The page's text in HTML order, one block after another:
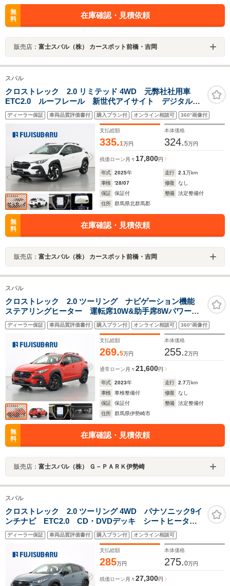
無
料
在庫確認・見積依頼
販売店： 富士スバル（株） カースポット前橋・吉岡
スバル
クロストレック 2.0 リミテッド 4WD 元弊社社用車
ETC2.0 ルーフレール 新世代アイサイト デジタルマ
ルチビューモニター ナビ機能付11.6インチセンターイン
フォメーションディスプレイ ワンオーナー 記録簿
フルセグTV
ディーラー保証 車両品質評価書付 購入プラン付 オンライン相談可 360°画像付
支払総額
335.1万円
本体価格
324.5万円
残価ローン 月々 17,800円
年式 2025年 走行 2.1万km
車検
'28/07 修復
なし
保証
保証付 整備
法定整備付
住所
群馬県北群馬郡
無
料
在庫確認・見積依頼
販売店： 富士スバル（株） カースポット前橋・吉岡
スバル
クロストレック 2.0 ツーリング ナビゲーション機能
ステアリングヒーター 運転席10W&助手席8Wパワーシ
ート 11.6インチセンターインフォメーションディスプレ
イ デジタルマルチビューモニタ- フロントシートヒ
ーター
ディーラー保証 車両品質評価書付 購入プラン付 オンライン相談可 360°画像付
支払総額
269.5万円
本体価格
255.2万円
通常ローン 月々21,600円
年式 2023年 走行 2.7万km
車検
車検整備付 修復
なし
保証
保証付 整備
法定整備付
住所
群馬県伊勢崎市
無
料
在庫確認・見積依頼
販売店： 富士スバル（株） Ｇ－ＰＡＲＫ伊勢崎
スバル
クロストレック 2.0 ツーリング 4WD パナソニック9イ
ンチナビ ETC2.0 CD・DVDデッキ シートヒータ
ー 新世代アイサイト ツーリングアシスト バックカ
メラ 障害物センサー X-MODE 電動パワーシート
HDMI入力端子
ディーラー保証 車両品質評価書付 購入プラン付 オンライン相談可
支払総額
285万円
本体価格
275.0万円
残価ローン 月々27,300円